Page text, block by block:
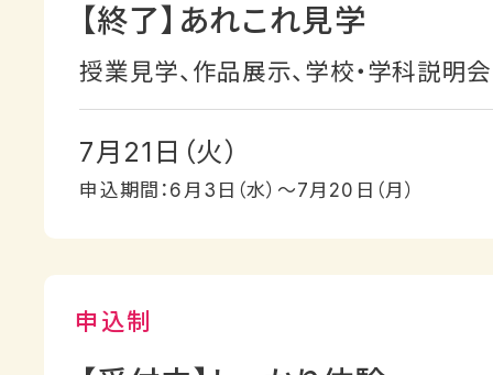
【終了】あれこれ見学
授業見学、作品展示、学校・学科説明
7月21日（火）
申込期間：6月3日（水）〜7月20日（月）